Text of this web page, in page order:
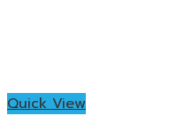
Quick View